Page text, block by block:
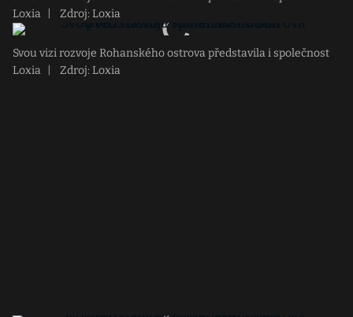
Loxia
Zdroj: Loxia
Svou vizi rozvoje Rohanského ostrova představila i společnost
Loxia
Zdroj: Loxia